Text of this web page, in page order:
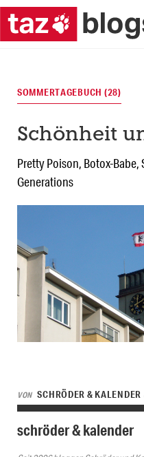
SOMMERTAGEBUCH (28)
Schönheit
Pretty Poison, Botox-Babe,
Generations
VON SCHRÖDER & KALENDER
schröder & kalender